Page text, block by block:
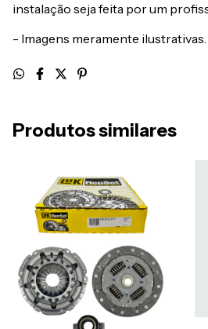
instalação seja feita por um
- Imagens meramente ilustrativas.
Produtos similares